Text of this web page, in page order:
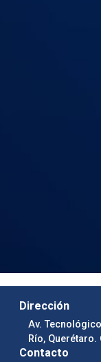
Dirección
Av.
Río, Querétaro.
Contacto